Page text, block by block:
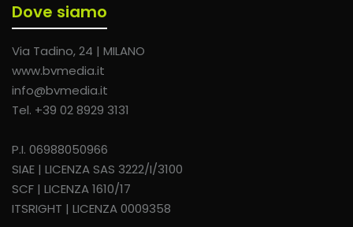
Dove siamo
Via Tadino, 24 | MILANO
www.bvmedia.it
info@bvmedia.it
Tel. +39 02 8929 3131
P.I. 06988050966
SIAE | LICENZA SAS 3222/I/3100
SCF | LICENZA 1610/17
ITSRIGHT | LICENZA 0009358